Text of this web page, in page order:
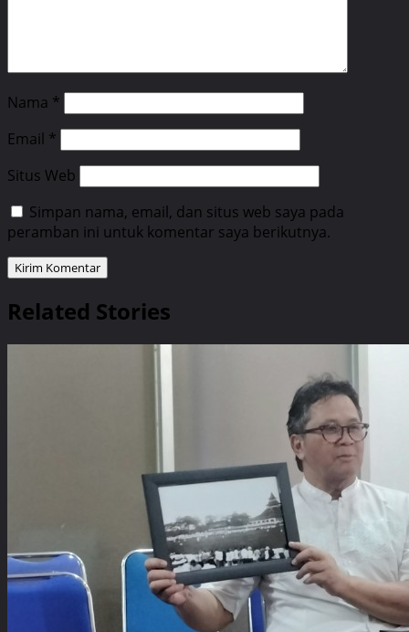
Nama *
Email *
Situs Web
Simpan nama, email, dan situs web saya pada
peramban ini untuk komentar saya berikutnya.
Related Stories